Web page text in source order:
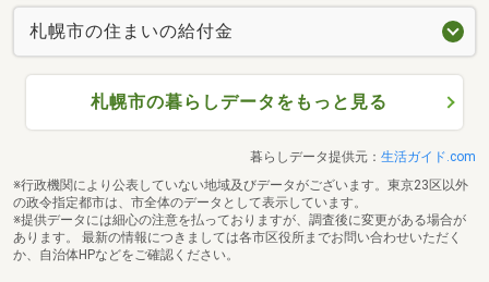
札幌市の住まいの給付金
札幌市の暮らしデータをもっと見る
暮らしデータ提供元： 生活ガイド.com
※行政機関により公表していない地域及びデータがございます。東京23区以外
の政令指定都市は、市全体のデータとして表示しています。
※提供データには細心の注意を払っておりますが、調査後に変更がある場合が
あります。 最新の情報につきましては各市区役所までお問い合わせいただく
か、自治体HPなどをご確認ください。